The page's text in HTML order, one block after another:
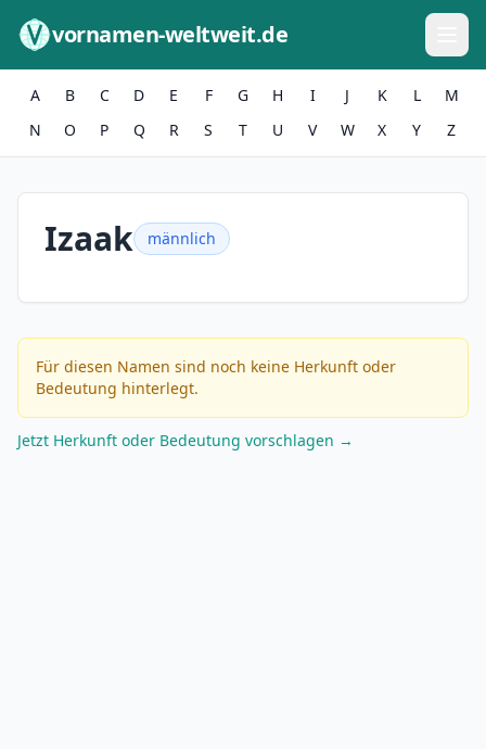
vornamen-weltweit.de
A B C D E F G H I J K L
M
N
O P Q R S T U V W X Y Z
Izaak männlich
Für diesen Namen sind noch keine Herkunft oder
Bedeutung hinterlegt.
Jetzt Herkunft oder Bedeutung vorschlagen →